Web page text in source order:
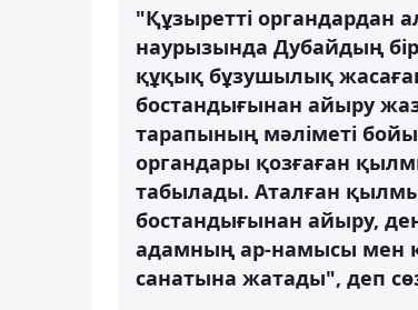
"Құзыретті органдардан
наурызында Дубайдың
құқық бұзушылық
бостандығынан айыру
тарапының мәліметі
органдары қозғаған
табылады. Аталған
бостандығынан айыру,
адамның ар-намысы мен
санатына жатады", деп